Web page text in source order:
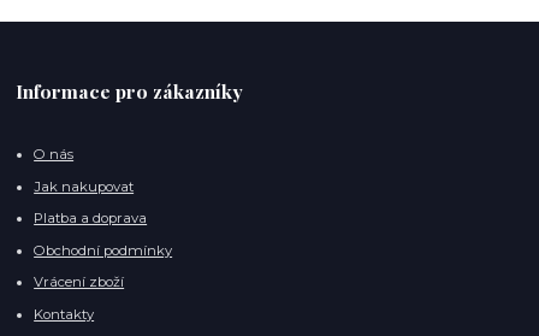
Informace pro zákazníky
O nás
Jak nakupovat
Platba a doprava
Obchodní podmínky
Vrácení zboží
Kontakty